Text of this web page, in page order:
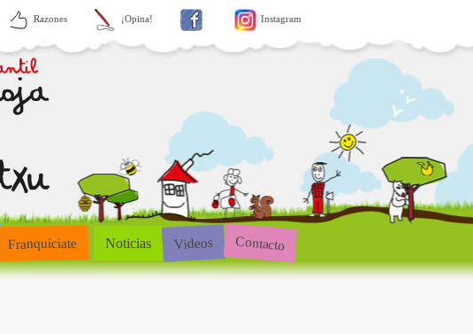
Razones ¡Opina! Instagram
Franquíciate Noticias Videos Contacto